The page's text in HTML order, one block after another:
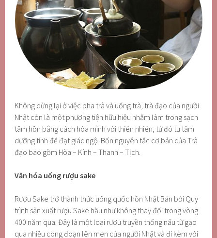
Không dừng lại ở việc pha trà và uống trà, trà đạo của người
Nhật còn là một phương tiện hữu hiệu nhằm làm trong sạch
tâm hồn bằng cách hòa mình với thiên nhiên, từ đó tu tâm
dưỡng tính để đạt giác ngộ. Bốn nguyên tắc cơ bản của Trà
đạo bao gồm Hòa – Kính – Thanh – Tịch.
Văn hóa uống rượu sake
Rượu Sake trở thành thức uống quốc hồn Nhật Bản bởi Quy
trình sản xuất rượu Sake hầu như không thay đổi trong vòng
400 năm qua. Đây là một loại rượu truyền thống nấu từ gạo
qua nhiều công đoạn lên men của người Nhật và đi kèm với